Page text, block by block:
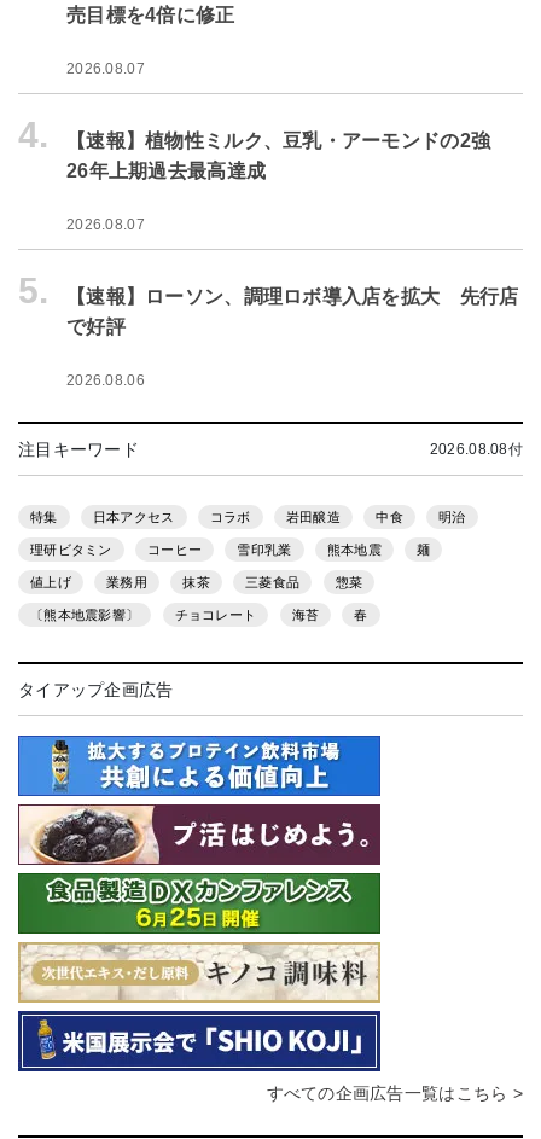
売目標を4倍に修正
2026.08.07
4.
【速報】植物性ミルク、豆乳・アーモンドの2強
26年上期過去最高達成
2026.08.07
5.
【速報】ローソン、調理ロボ導入店を拡大 先行店
で好評
2026.08.06
注目キーワード 2026.08.08付
特集 日本アクセス コラボ 岩田醸造 中食 明治
理研ビタミン コーヒー 雪印乳業 熊本地震 麺
値上げ 業務用 抹茶 三菱食品 惣菜
〔熊本地震影響〕 チョコレート 海苔 春
タイアップ企画広告
すべての企画広告一覧はこちら >